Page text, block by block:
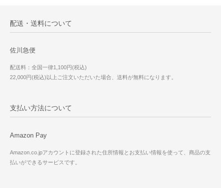
配送・送料について
佐川急便
配送料：全国一律1,100円(税込)
22,000円(税込)以上ご注文いただいた場合、送料が無料になります。
支払い方法について
Amazon Pay
Amazon.co.jpアカウントに登録された住所情報とお支払い情報を使って、商品の支
払いができるサービスです。